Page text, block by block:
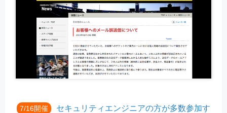
7/16開催
セキュリティエンジニアの方が多数参加す